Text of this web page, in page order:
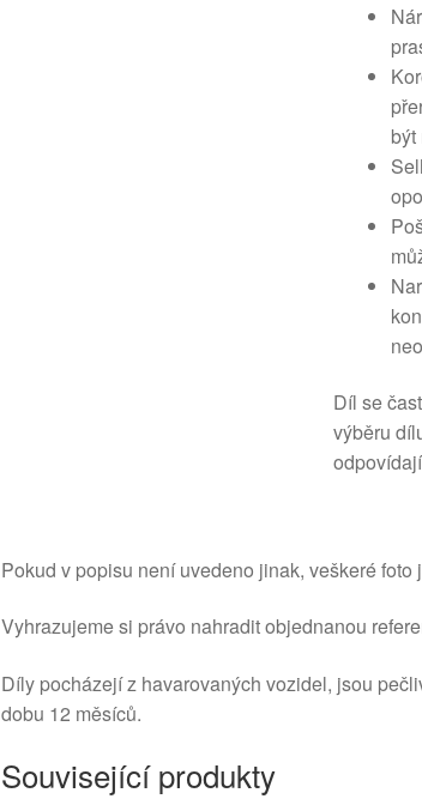
být
Díl se
výběru
Pokud v popisu není uvedeno jinak, veškeré foto
Vyhrazujeme si právo nahradit objednanou
Díly pocházejí z havarovaných vozidel, jsou
dobu 12 měsíců.
Související produkty